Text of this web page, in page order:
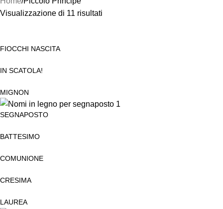
Visualizzazione di 11 risultati
FIOCCHI NASCITA
IN SCATOLA!
MIGNON
SEGNAPOSTO
BATTESIMO
COMUNIONE
CRESIMA
LAUREA